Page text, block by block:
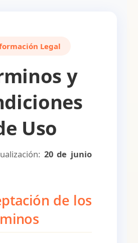
Legal
y
Uso
20 de junio
de los